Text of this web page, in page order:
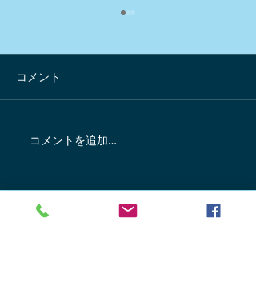
軽井沢のワインｘガスト
コメント
コメントを追加…
About
Contact